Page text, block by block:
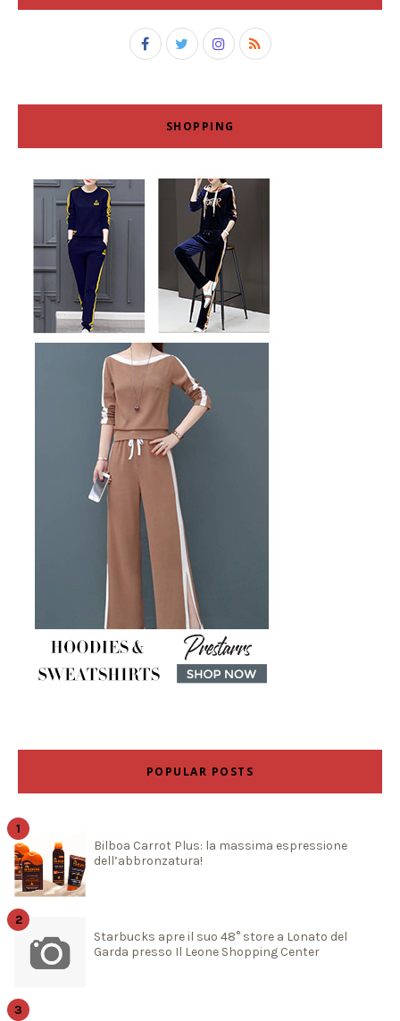
SHOPPING
POPULAR POSTS
Bilboa Carrot Plus: la massima espressione
dell’abbronzatura!
Starbucks apre il suo 48° store a Lonato del
Garda presso Il Leone Shopping Center